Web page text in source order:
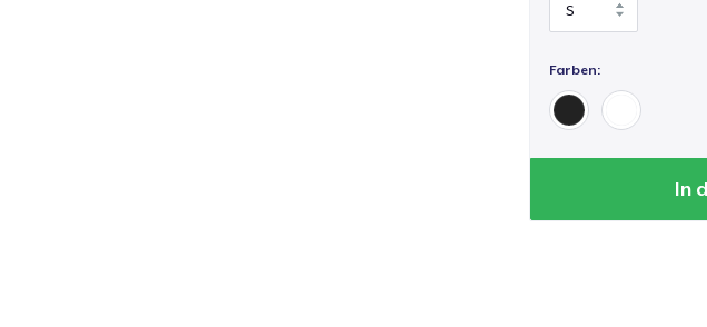
Farben:
In